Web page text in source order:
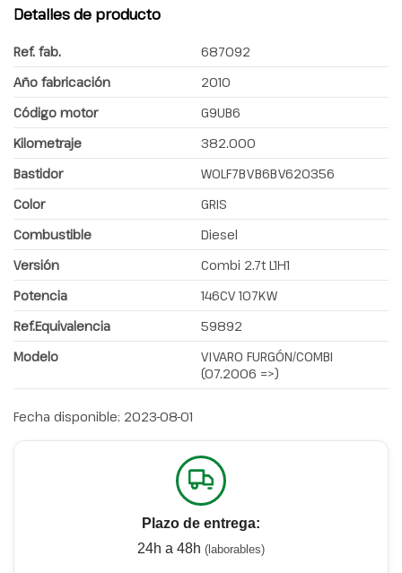
Detalles de producto
Ref. fab.
687092
Año fabricación
2010
Código motor
G9UB6
Kilometraje
382.000
Bastidor
W0LF7BVB6BV620356
Color
GRIS
Combustible
Diesel
Versión
Combi 2.7t L1H1
Potencia
146CV 107KW
Ref.Equivalencia
59892
Modelo
VIVARO FURGÓN/COMBI
(07.2006 =>)
Fecha disponible: 2023-08-01
Plazo de entrega:
24h a 48h (laborables)